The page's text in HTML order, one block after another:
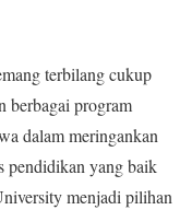
terbilang cukup
berbagai program
dalam meringankan
pendidikan yang baik
menjadi pilihan